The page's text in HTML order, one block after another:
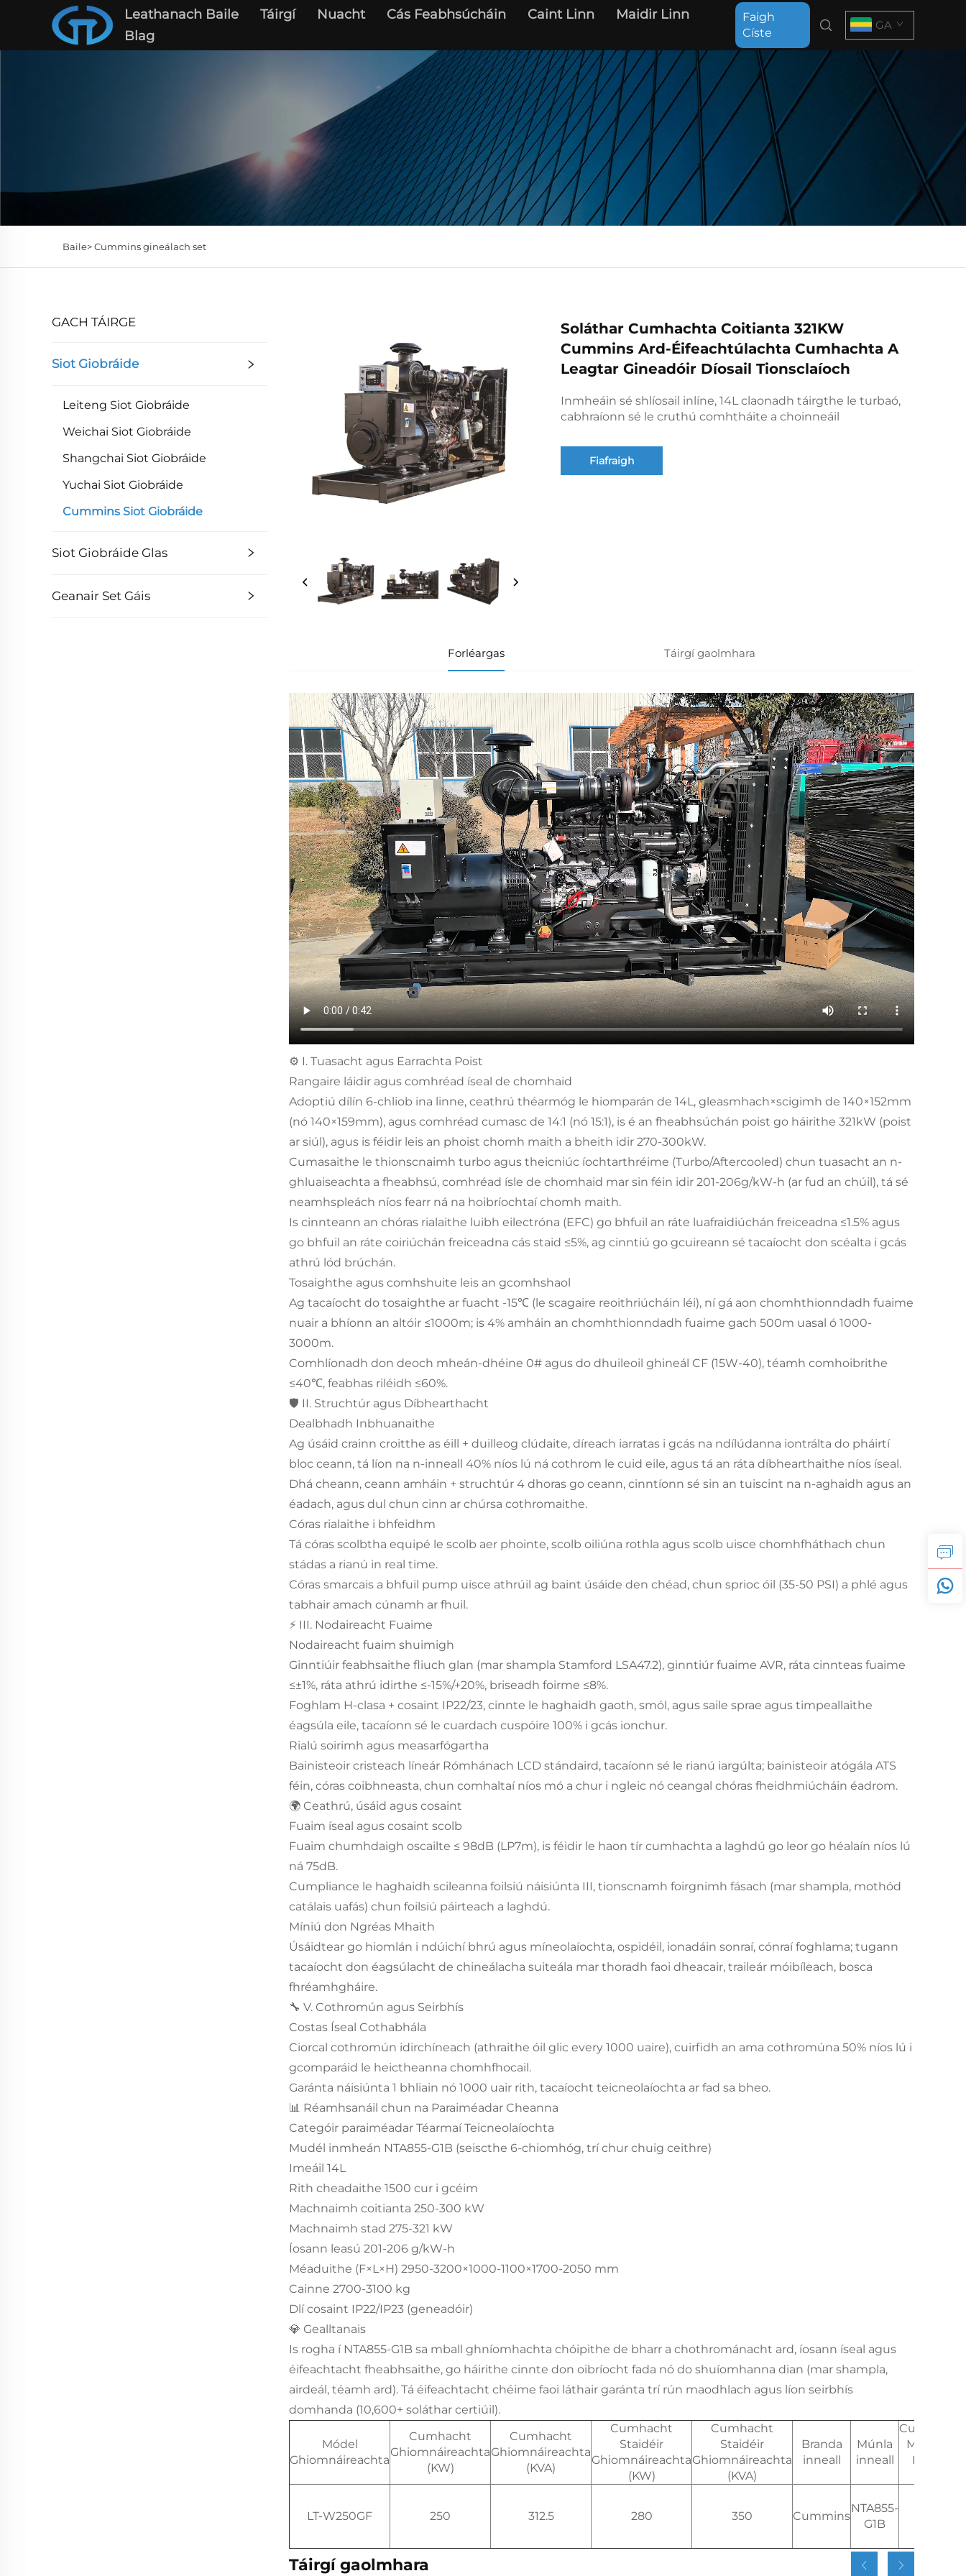
Leathanach Baile Táirgí Nuacht Cás Feabhsúcháin Caint Linn
Maidir Linn
Blag
Faigh
Císte
GA
Baile>Cummins gineálach set
GACH TÁIRGE
Siot Giobráide
Leiteng Siot Giobráide
Weichai Siot Giobráide
Shangchai Siot Giobráide
Yuchai Siot Giobráide
Cummins Siot Giobráide
Siot Giobráide Glas
Geanair Set Gáis
Soláthar Cumhachta Coitianta 321KW
Cummins Ard-Éifeachtúlachta Cumhachta A
Leagtar Gineadóir Díosail Tionsclaíoch
Inmheáin sé shlíosail inlíne, 14L claonadh táirgthe le turbaó,
cabhraíonn sé le cruthú comhtháite a choinneáil
Fiafraigh
Forléargas Táirgí gaolmhara
⚙️ I. Tuasacht agus Earrachta Poist
Rangaire láidir agus comhréad íseal de chomhaid
Adoptiú dílín 6-chliob ina linne, ceathrú théarmóg le hiomparán de 14L, gleasmhach×scigimh de 140×152mm
(nó 140×159mm), agus comhréad cumasc de 14:1 (nó 15:1), is é an fheabhsúchán poist go háirithe 321kW (poist
ar siúl), agus is féidir leis an phoist chomh maith a bheith idir 270-300kW.
Cumasaithe le thionscnaimh turbo agus theicniúc íochtarthréime (Turbo/Aftercooled) chun tuasacht an n-
ghluaiseachta a fheabhsú, comhréad ísle de chomhaid mar sin féin idir 201-206g/kW-h (ar fud an chúil), tá sé
neamhspleách níos fearr ná na hoibríochtaí chomh maith.
Is cinnteann an chóras rialaithe luibh eilectróna (EFC) go bhfuil an ráte luafraidiúchán freiceadna ≤1.5% agus
go bhfuil an ráte coiriúchán freiceadna cás staid ≤5%, ag cinntiú go gcuireann sé tacaíocht don scéalta i gcás
athrú lód brúchán.
Tosaighthe agus comhshuite leis an gcomhshaol
Ag tacaíocht do tosaighthe ar fuacht -15℃ (le scagaire reoithriúcháin léi), ní gá aon chomhthionndadh fuaime
nuair a bhíonn an altóir ≤1000m; is 4% amháin an chomhthionndadh fuaime gach 500m uasal ó 1000-
3000m.
Comhlíonadh don deoch mheán-dhéine 0# agus do dhuileoil ghineál CF (15W-40), téamh comhoibrithe
≤40℃, feabhas riléidh ≤60%.
🛡️ II. Struchtúr agus Díbhearthacht
Dealbhadh Inbhuanaithe
Ag úsáid crainn croitthe as éill + duilleog clúdaite, díreach iarratas i gcás na ndílúdanna iontrálta do pháirtí
bloc ceann, tá líon na n-inneall 40% níos lú ná cothrom le cuid eile, agus tá an ráta díbhearthaithe níos íseal.
Dhá cheann, ceann amháin + struchtúr 4 dhoras go ceann, cinntíonn sé sin an tuiscint na n-aghaidh agus an
éadach, agus dul chun cinn ar chúrsa cothromaithe.
Córas rialaithe i bhfeidhm
Tá córas scolbtha equipé le scolb aer phointe, scolb oiliúna rothla agus scolb uisce chomhfháthach chun
stádas a rianú in real time.
Córas smarcais a bhfuil pump uisce athrúil ag baint úsáide den chéad, chun sprioc óil (35-50 PSI) a phlé agus
tabhair amach cúnamh ar fhuil.
⚡ III. Nodaireacht Fuaime
Nodaireacht fuaim shuimigh
Ginntiúir feabhsaithe fliuch glan (mar shampla Stamford LSA47.2), ginntiúr fuaime AVR, ráta cinnteas fuaime
≤±1%, ráta athrú idirthe ≤-15%/+20%, briseadh foirme ≤8%.
Foghlam H-clasa + cosaint IP22/23, cinnte le haghaidh gaoth, smól, agus saile sprae agus timpeallaithe
éagsúla eile, tacaíonn sé le cuardach cuspóire 100% i gcás ionchur.
Rialú soirimh agus measarfógartha
Bainisteoir cristeach líneár Rómhánach LCD stándaird, tacaíonn sé le rianú iargúlta; bainisteoir atógála ATS
féin, córas coibhneasta, chun comhaltaí níos mó a chur i ngleic nó ceangal chóras fheidhmiúcháin éadrom.
🌍 Ceathrú, úsáid agus cosaint
Fuaim íseal agus cosaint scolb
Fuaim chumhdaigh oscailte ≤ 98dB (LP7m), is féidir le haon tír cumhachta a laghdú go leor go héalaín níos lú
ná 75dB.
Cumpliance le haghaidh scileanna foilsiú náisiúnta III, tionscnamh foirgnimh fásach (mar shampla, mothód
catálais uafás) chun foilsiú páirteach a laghdú.
Míniú don Ngréas Mhaith
Úsáidtear go hiomlán i ndúichí bhrú agus míneolaíochta, ospidéil, ionadáin sonraí, cónraí foghlama; tugann
tacaíocht don éagsúlacht de chineálacha suiteála mar thoradh faoi dheacair, traileár móibíleach, bosca
fhréamhgháire.
🔧 V. Cothromún agus Seirbhís
Costas Íseal Cothabhála
Ciorcal cothromún idirchíneach (athraithe óil glic every 1000 uaire), cuirfidh an ama cothromúna 50% níos lú i
gcomparáid le heictheanna chomhfhocail.
Garánta náisiúnta 1 bhliain nó 1000 uair rith, tacaíocht teicneolaíochta ar fad sa bheo.
📊 Réamhsanáil chun na Paraiméadar Cheanna
Categóir paraiméadar Téarmaí Teicneolaíochta
Mudél inmheán NTA855-G1B (seiscthe 6-chiomhóg, trí chur chuig ceithre)
Imeáil 14L
Rith cheadaithe 1500 cur i gcéim
Machnaimh coitianta 250-300 kW
Machnaimh stad 275-321 kW
Íosann leasú 201-206 g/kW-h
Méaduithe (F×L×H) 2950-3200×1000-1100×1700-2050 mm
Cainne 2700-3100 kg
Dlí cosaint IP22/IP23 (geneadóir)
💎 Gealltanais
Is rogha í NTA855-G1B sa mball ghníomhachta chóipithe de bharr a chothrománacht ard, íosann íseal agus
éifeachtacht fheabhsaithe, go háirithe cinnte don oibríocht fada nó do shuíomhanna dian (mar shampla,
airdeál, téamh ard). Tá éifeachtacht chéime faoi láthair garánta trí rún maodhlach agus líon seirbhís
domhanda (10,600+ soláthar certiúil).
Módel
Ghiomnáireachta
Cumhacht
Ghiomnáireachta
(KW)
Cumhacht
Ghiomnáireachta
(KVA)
Cumhacht
Staidéir
Ghiomnáireachta
(KW)
Cumhacht
Staidéir
Ghiomnáireachta
(KVA)
Branda
inneall
Múnla
inneall
Cumhacht
Meastúil
Inneid
LT-W250GF 250 312.5 280 350 Cummins
NTA855-
G1B
Táirgí gaolmhara